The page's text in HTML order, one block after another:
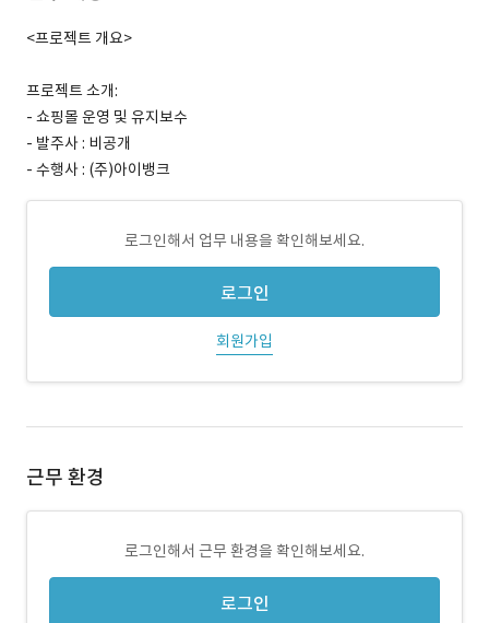
<프로젝트 개요>
프로젝트 소개:
- 쇼핑몰 운영 및 유지보수
- 발주사 : 비공개
- 수행사 : (주)아이뱅크
로그인해서 업무 내용을 확인해보세요.
로그인
회원가입
근무 환경
로그인해서 근무 환경을 확인해보세요.
로그인